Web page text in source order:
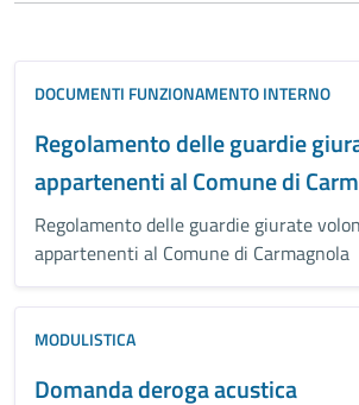
DOCUMENTI FUNZIONAMENTO INTERNO
Regolamento delle guardie
appartenenti al Comune di
Regolamento delle guardie giurate
appartenenti al Comune di Carmagnola
MODULISTICA
Domanda deroga acustica